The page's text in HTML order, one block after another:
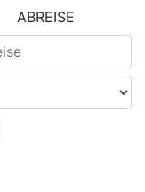
ABREISE